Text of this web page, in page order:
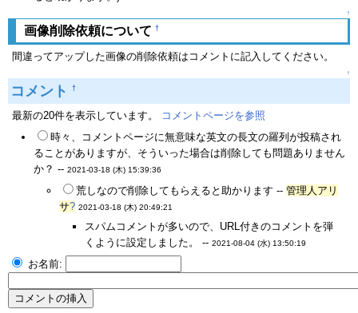
↑
画像削除依頼について †
間違ってアップした画像の削除依頼はコメントに記入してください。
↑
コメント †
最新の20件を表示しています。
コメントページを参照
時々、コメントページに無意味な英文の長文の羅列が投稿され
ることがありますが、そういった場合は削除しても問題ありません
か？ -- 2021-03-18 (木) 15:39:36
荒しなので削除してもらえると助かります -- 管理人アリ
サ? 2021-03-18 (木) 20:49:21
スパムコメントが多いので、URL付きのコメントを弾
くように設定しました。 -- 2021-08-04 (水) 13:50:19
お名前: